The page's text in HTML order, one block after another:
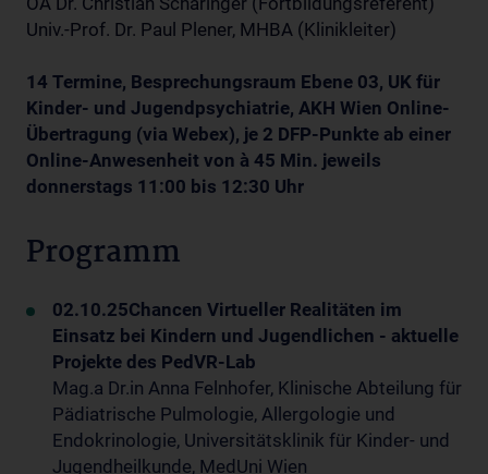
Univ.-Prof. Dr. Paul Plener, MHBA (Klinikleiter)
14 Termine, Besprechungsraum Ebene 03, UK für
Kinder- und Jugendpsychiatrie, AKH Wien Online-
Übertragung (via Webex), je 2 DFP-Punkte ab einer
Online-Anwesenheit von à 45 Min. jeweils
donnerstags 11:00 bis 12:30 Uhr
Programm
02.10.25Chancen Virtueller Realitäten im
Einsatz bei Kindern und Jugendlichen - aktuelle
Projekte des PedVR-Lab
Mag.a Dr.in Anna Felnhofer, Klinische Abteilung für
Pädiatrische Pulmologie, Allergologie und
Endokrinologie, Universitätsklinik für Kinder- und
Jugendheilkunde, MedUni Wien